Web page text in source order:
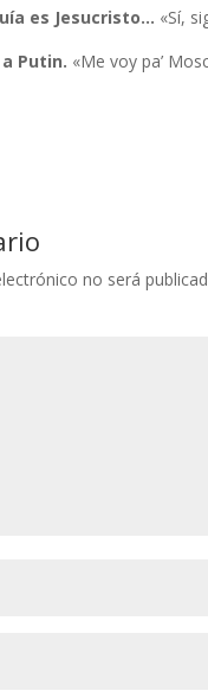
es Jesucristo… «Sí,
Putin. «Me voy pa’
no será